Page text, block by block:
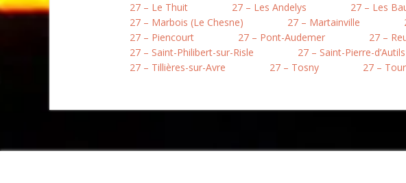
27 – Le Thuit
27 – Les Andelys 27 – Les
27 – Marbois (Le Chesne)
27 – Martainville
27 – Piencourt
27 – Pont-Audemer 27 –
27 – Saint-Philibert-sur-Risle
27 – Saint-Pierre-d’Autils
27 – Tillières-sur-Avre
27 – Tosny 27 –